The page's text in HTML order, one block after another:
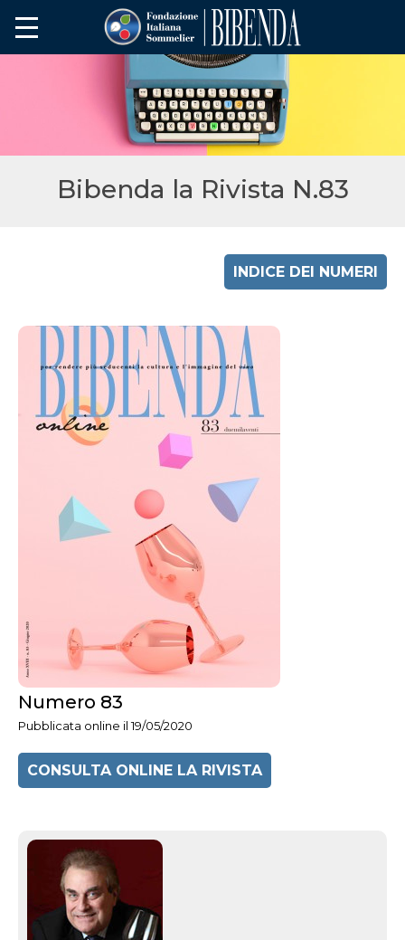
Bibenda la Rivista N.83
INDICE DEI NUMERI
Numero 83
Pubblicata online il 19/05/2020
CONSULTA ONLINE LA RIVISTA